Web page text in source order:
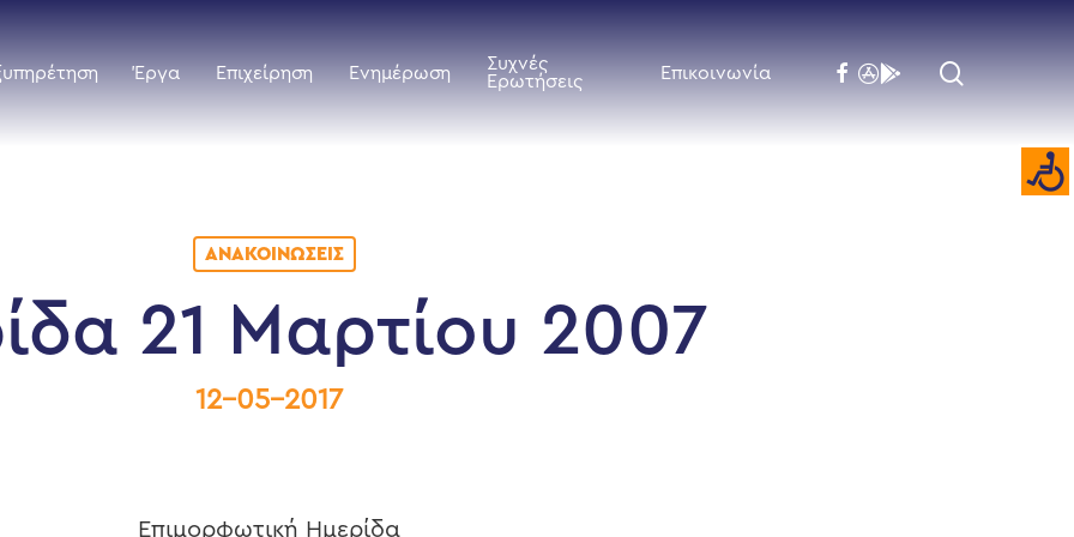
Έργα Επιχείρηση Ενημέρωση
Συχνές
Ερωτήσεις
Επικοινωνία facebook
flickrbehance
ΑΝΑΚΟΙΝΏΣΕΙΣ
21 Μαρτίου 2007
12-05-2017
Επιμορφωτική Ημερίδα